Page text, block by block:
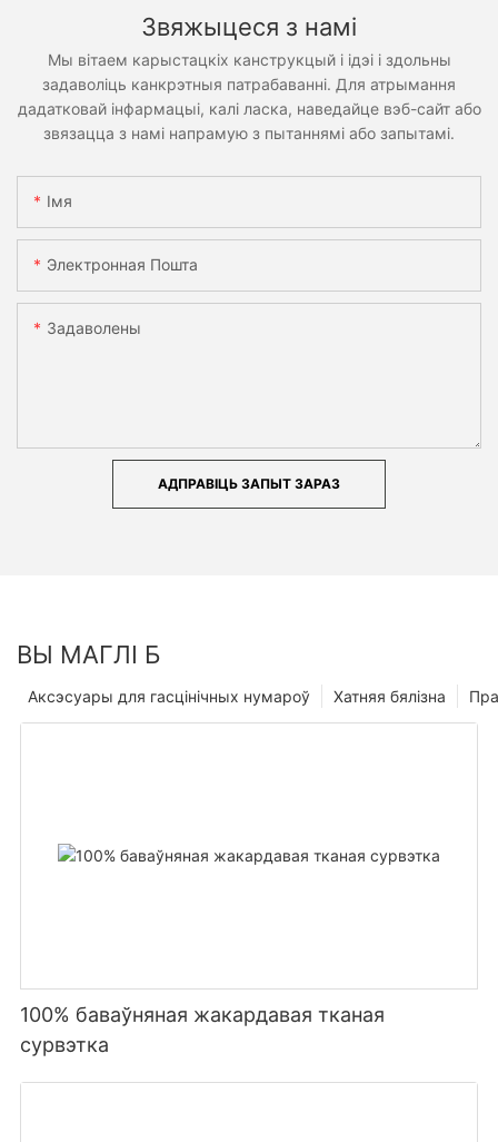
Звяжыцеся з намі
Мы вітаем карыстацкіх канструкцый і ідэі і здольны
задаволіць канкрэтныя патрабаванні. Для атрымання
дадатковай інфармацыі, калі ласка, наведайце вэб-сайт або
звязацца з намі напрамую з пытаннямі або запытамі.
Імя
Электронная Пошта
Задаволены
АДПРАВІЦЬ ЗАПЫТ ЗАРАЗ
ВЫ МАГЛІ Б
Хатняя бялізна
Аксэсуары для гасцінічных нумароў
100% баваўняная жакардавая тканая
сурвэтка